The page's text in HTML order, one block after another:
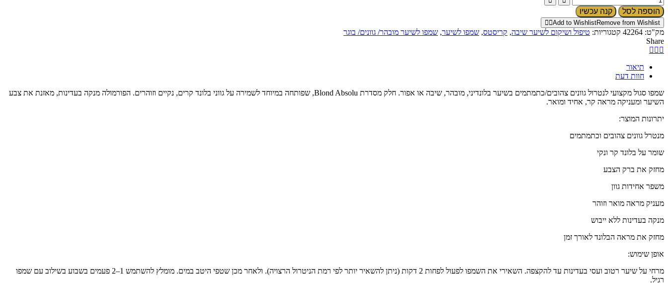
הוספה לסל קנה עכשיו
Add to WishlistRemove from Wishlist
מק"ט: 42264 קטגוריות: טיפול ושיקום לשיער שיבה, קריסטס, שמפו לשיער, שמפו לשיער מובהר/ גוונים/ בוגר
Share
תיאור
חוות דעת
שמפו סגול מקצועי לנטרול גוונים צהובים/כתמתמים בשיער בלונדיני, מובהר, שיבה או אפור. חלק מסדרת Blond Absolu, שפותחה במיוחד לשמירה על גווני בלונד קרים, נקיים וזוהרים. הפורמולה מנקה בעדינות, מאזנת את צבע
השיער ומעניקה מראה קר, אחיד ומואר.
יתרונות המוצר:
מנטרל גוונים צהובים וכתמתמים
שומר על בלונד קר ונקי
מחזק את ברק הצבע
משפר אחידות גוון
מעניק מראה מואר וזוהר
מנקה בעדינות ללא ייבוש
מחזק את מראה הבלונד לאורך זמן
אופן שימוש:
מרחי על שיער רטוב ועסי בעדינות עד להקצפה. השאירי את השמפו לפעול לפחות 2 דקות (ניתן להשאיר יותר לפי רמת הניטרול הרצויה). ולאחר מכן שטפי היטב במים. מומלץ להשתמש 1–2 פעמים בשבוע בשילוב עם שמפו
רגיל.